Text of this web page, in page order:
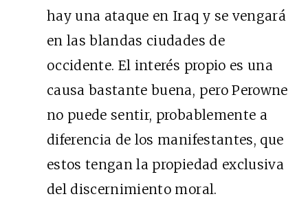
hay una ataque en Iraq y se vengará
en las blandas ciudades de
occidente. El interés propio es una
causa bastante buena, pero Perowne
no puede sentir, probablemente a
diferencia de los manifestantes, que
estos tengan la propiedad exclusiva
del discernimiento moral.